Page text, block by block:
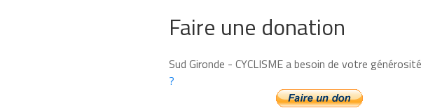
Faire une donation
Sud Gironde - CYCLISME a besoin de votre
?